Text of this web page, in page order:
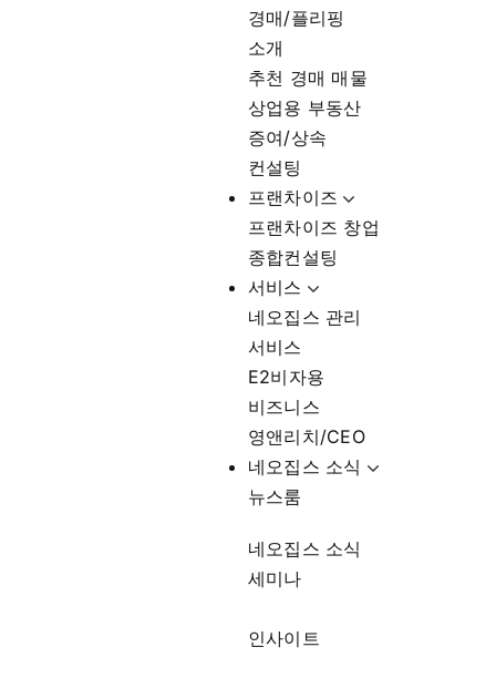
경매/플리핑
소개
추천 경매 매물
상업용 부동산
증여/상속
컨설팅
프랜차이즈
프랜차이즈 창업
종합컨설팅
서비스
네오집스 관리
서비스
E2비자용
비즈니스
영앤리치/CEO
네오집스 소식
뉴스룸
네오집스 소식
세미나
인사이트